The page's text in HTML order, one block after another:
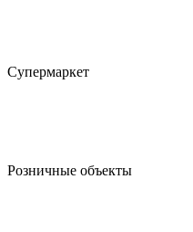
Супермаркет
Розничные объекты